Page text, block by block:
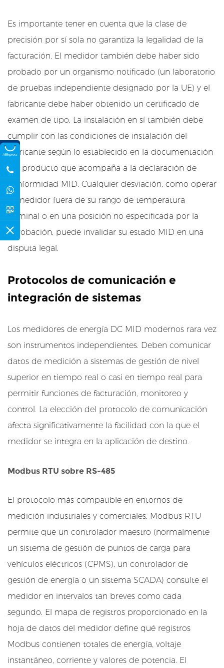
i
e
n
t
n
b
a
t
e
í
a
s
2
.
i
c
o
r
e
d
e
s
d
C
y
e
d
e
s
e
C
C
i
u
s
Es importante tener en cuenta que la clase de
precisión por sí sola no garantiza la legalidad de la
facturación. El medidor también debe haber sido
probado por un organismo notificado (un laboratorio
de pruebas independiente designado por la UE) y el
fabricante debe haber obtenido un certificado de
examen de tipo. La instalación en sí también debe
cumplir con las condiciones de instalación del
fabricante según lo establecido en la documentación
del producto que acompaña a la declaración de
conformidad MID. Cualquier desviación, como operar
el medidor fuera de su rango de temperatura
nominal o en una posición no especificada por la
aprobación, puede invalidar su estado MID en una
disputa legal.
Protocolos de comunicación e
integración de sistemas
Los medidores de energía DC MID modernos rara vez
son instrumentos independientes. Deben comunicar
datos de medición a sistemas de gestión de nivel
superior en tiempo real o casi en tiempo real para
permitir funciones de facturación, monitoreo y
control. La elección del protocolo de comunicación
afecta significativamente la facilidad con la que el
medidor se integra en la aplicación de destino.
Modbus RTU sobre RS-485
El protocolo más compatible en entornos de
medición industriales y comerciales. Modbus RTU
permite que un controlador maestro (normalmente
un sistema de gestión de puntos de carga para
vehículos eléctricos (CPMS), un controlador de
gestión de energía o un sistema SCADA) consulte el
medidor en intervalos tan breves como cada
segundo. El mapa de registros proporcionado en la
hoja de datos del medidor define qué registros
Modbus contienen totales de energía, voltaje
instantáneo, corriente y valores de potencia. El